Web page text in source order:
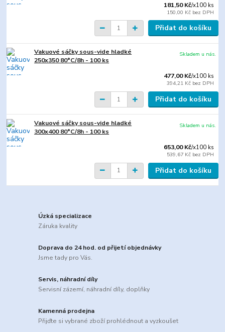
181,50 Kč/x100 ks
150,00 Kč bez DPH
Přidat do košíku
Vakuové sáčky sous-vide hladké
250x350 80°C/8h - 100 ks
477,00 Kč/x100 ks
394,21 Kč bez DPH
Skladem u nás.
Přidat do košíku
Vakuové sáčky sous-vide hladké
300x400 80°C/8h - 100 ks
653,00 Kč/x100 ks
539,67 Kč bez DPH
Skladem u nás.
Přidat do košíku
Úzká specializace
Záruka kvality
Doprava do 24 hod. od přijetí objednávky
Jsme tady pro Vás.
Servis, náhradní díly
Servisní zázemí, náhradní díly, doplňky
Kamenná prodejna
Přijďte si vybrané zboží prohlédnout a vyzkoušet